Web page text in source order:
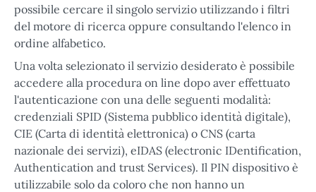
possibile cercare il singolo servizio utilizzando i filtri
del motore di ricerca oppure consultando l'elenco in
ordine alfabetico.
Una volta selezionato il servizio desiderato è possibile
accedere alla procedura on line dopo aver effettuato
l'autenticazione con una delle seguenti modalità:
credenziali SPID (Sistema pubblico identità digitale),
CIE (Carta di identità elettronica) o CNS (carta
nazionale dei servizi), eIDAS (electronic IDentification,
Authentication and trust Services). Il PIN dispositivo è
utilizzabile solo da coloro che non hanno un